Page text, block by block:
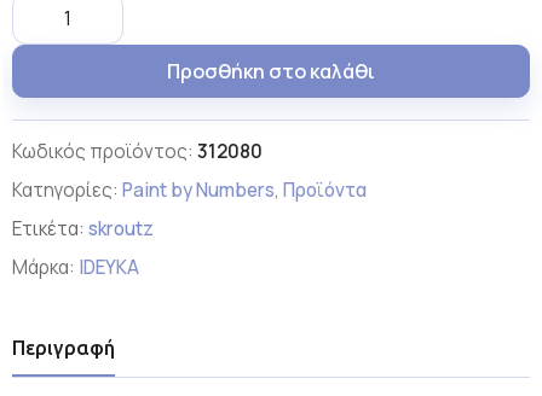
Προσθήκη στο καλάθι
Κωδικός προϊόντος: 312080
Κατηγορίες: Paint by Numbers, Προϊόντα
Ετικέτα: skroutz
Μάρκα: IDEYKA
Περιγραφή